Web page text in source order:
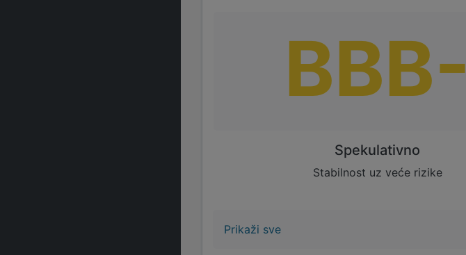
BBB-
Spekulativno
Stabilnost uz veće rizike
Prikaži sve